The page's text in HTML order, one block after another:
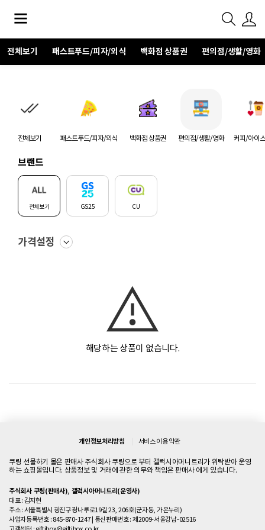
전체보기 패스트푸드/피자/외식 백화점 상품권 편의점/생활/영화
전체보기 패스트푸드/피자/외식 백화점 상품권 편의점/생활/영화 커피/아이
브랜드
전체보기 GS25 CU
가격설정
해당하는 상품이 없습니다.
개인정보처리방침 서비스 이용 약관
쿠링 선물하기 몰은 판매사 주식회사 쿠링으로 부터 갤럭시아머니트리가 위탁받아 운영
하는 쇼핑몰입니다. 상품정보 및 거래에 관한 의무와 책임은 판매사 에게 있습니다.
주식회사 쿠링(판매사), 갤럭시아머니트리(운영사)
대표 : 김지현
주소 : 서울특별시 광진구 광나루로19길 23, 206호(군자동, 가온누리)
사업자등록번호 : 845-870-1247| 통신판매번호 : 제2009-서울강남-02516